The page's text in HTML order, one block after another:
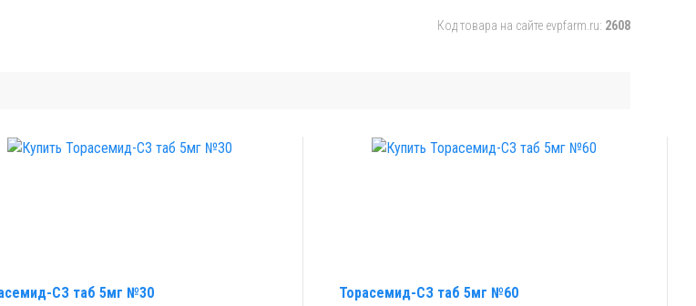
Код товара на сайте evpfarm.ru: 2608
СЗ таб 5мг №30 Торасемид-СЗ таб 5мг №60